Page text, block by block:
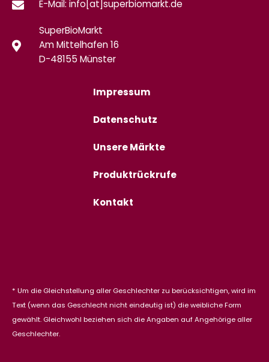
E-Mail: info[at]superbiomarkt.de
SuperBioMarkt
Am Mittelhafen 16
D-48155 Münster
Impressum
Datenschutz
Unsere Märkte
Produktrückrufe
Kontakt
* Um die Gleichstellung aller Geschlechter zu berücksichtigen, wird im
Text (wenn das Geschlecht nicht eindeutig ist) die weibliche Form
gewählt. Gleichwohl beziehen sich die Angaben auf Angehörige aller
Geschlechter.